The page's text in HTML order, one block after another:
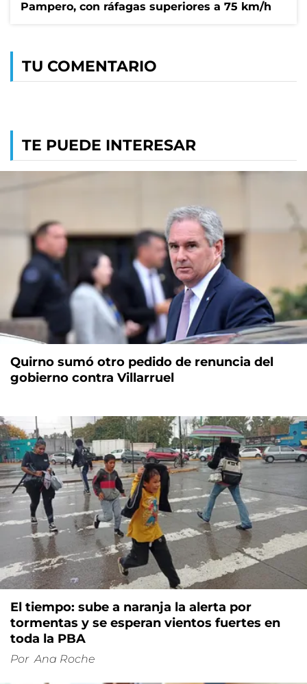
Pampero, con ráfagas superiores a 75 km/h
TU COMENTARIO
TE PUEDE INTERESAR
Quirno sumó otro pedido de renuncia del
gobierno contra Villarruel
El tiempo: sube a naranja la alerta por
tormentas y se esperan vientos fuertes en
toda la PBA
Por Ana Roche